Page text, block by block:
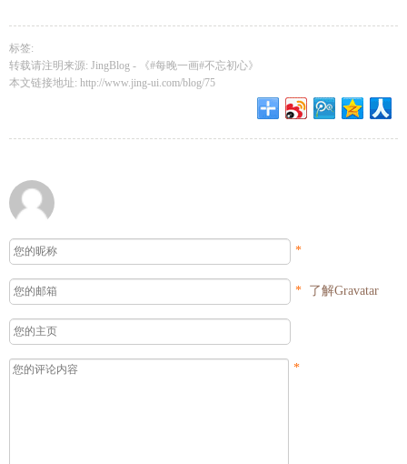
标签:
转载请注明来源: JingBlog -
《#每晚一画#不忘初心》
本文链接地址: http://www.jing-ui.com/blog/75
*
* 了解Gravatar
*